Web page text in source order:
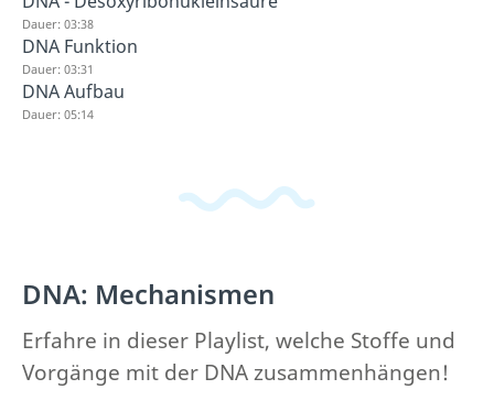
Dauer: 03:38
DNA Funktion
Dauer: 03:31
DNA Aufbau
Dauer: 05:14
DNA: Mechanismen
Erfahre in dieser Playlist, welche Stoffe und
Vorgänge mit der DNA zusammenhängen!